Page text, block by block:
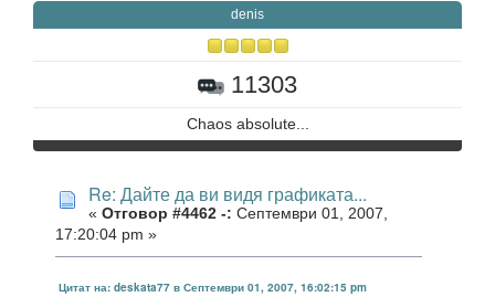
denis
11303
Chaos absolute...
Re: Дайте да ви видя графиката...
« Отговор #4462 -: Септември 01, 2007,
17:20:04 pm »
Цитат на: deskata77 в Септември 01, 2007, 16:02:15 pm